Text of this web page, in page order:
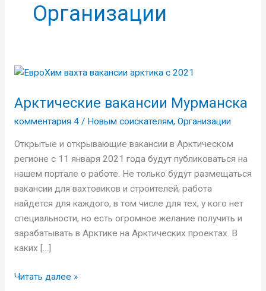
Организации
Арктические вакансии Мурманска
комментария 4 / Новым соискателям, Организации
Открытые и открывающие вакансии в Арктическом
регионе с 11 января 2021 года будут публиковаться на
нашем портале о работе. Не только будут размещаться
вакансии для вахтовиков и строителей, работа
найдется для каждого, в том числе для тех, у кого нет
специальности, но есть огромное желание получить и
зарабатывать в Арктике на Арктических проектах. В
каких […]
Арктические
Мурманска
Читать далее »